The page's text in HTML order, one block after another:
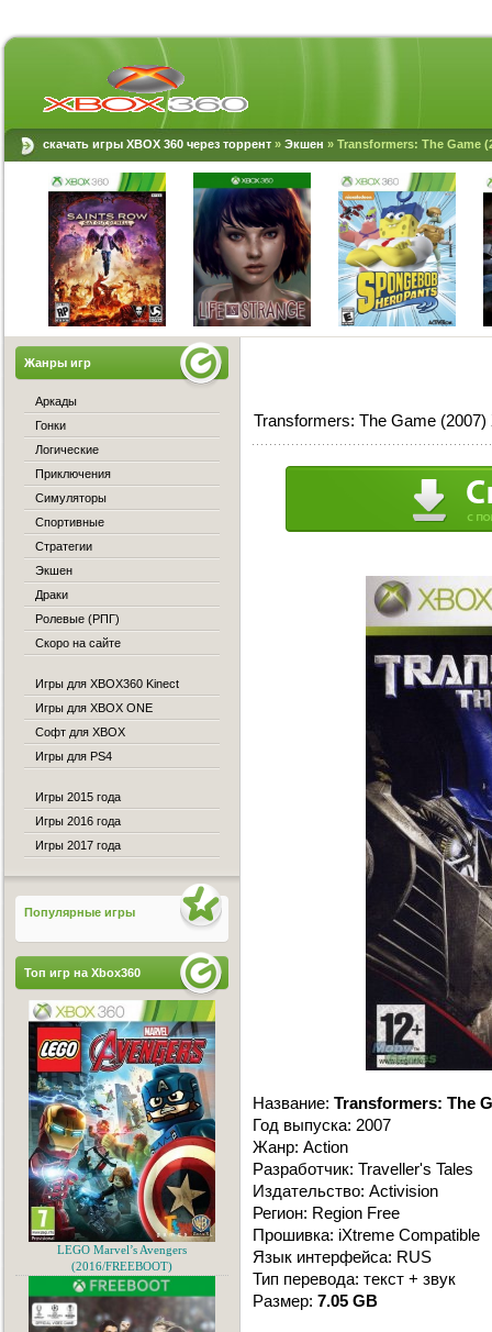
скачать игры XBOX 360 через торрент » Экшен » Transformers: The Game
Transformers: The Game (2007)
Название: Transformers: The
Год выпуска: 2007
Жанр: Action
Разработчик: Traveller's Tales
Издательство: Activision
Регион: Region Free
Прошивка: iXtreme Compatible
Язык интерфейса: RUS
Тип перевода: текст + звук
Размер: 7.05 GB
Жанры игр
Аркады
Гонки
Логические
Приключения
Симуляторы
Спортивные
Стратегии
Экшен
Драки
Ролевые (РПГ)
Скоро на сайте
Игры для XBOX360 Kinect
Игры для XBOX ONE
Софт для XBOX
Игры для PS4
Игры 2015 года
Игры 2016 года
Игры 2017 года
Популярные игры
Топ игр на Xbox360
LEGO Marvel’s Avengers
(2016/FREEBOOT)